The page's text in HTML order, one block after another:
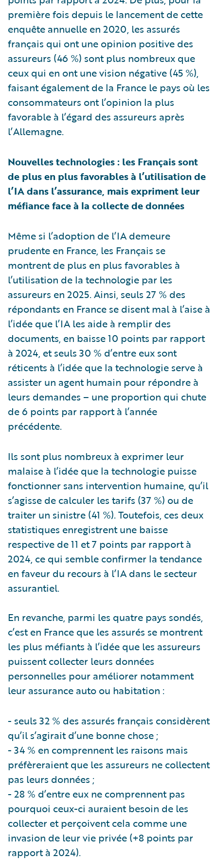
première fois depuis le lancement de cette
enquête annuelle en 2020, les assurés
français qui ont une opinion positive des
assureurs (46 %) sont plus nombreux que
ceux qui en ont une vision négative (45 %),
faisant également de la France le pays où les
consommateurs ont l’opinion la plus
favorable à l’égard des assureurs après
l’Allemagne.
Nouvelles technologies : les Français sont
de plus en plus favorables à l’utilisation de
l’IA dans l’assurance, mais expriment leur
méfiance face à la collecte de données
Même si l’adoption de l’IA demeure
prudente en France, les Français se
montrent de plus en plus favorables à
l’utilisation de la technologie par les
assureurs en 2025. Ainsi, seuls 27 % des
répondants en France se disent mal à l’aise à
l’idée que l’IA les aide à remplir des
documents, en baisse 10 points par rapport
à 2024, et seuls 30 % d’entre eux sont
réticents à l’idée que la technologie serve à
assister un agent humain pour répondre à
leurs demandes – une proportion qui chute
de 6 points par rapport à l’année
précédente.
Ils sont plus nombreux à exprimer leur
malaise à l’idée que la technologie puisse
fonctionner sans intervention humaine, qu’il
s’agisse de calculer les tarifs (37 %) ou de
traiter un sinistre (41 %). Toutefois, ces deux
statistiques enregistrent une baisse
respective de 11 et 7 points par rapport à
2024, ce qui semble confirmer la tendance
en faveur du recours à l’IA dans le secteur
assurantiel.
En revanche, parmi les quatre pays sondés,
c’est en France que les assurés se montrent
les plus méfiants à l’idée que les assureurs
puissent collecter leurs données
personnelles pour améliorer notamment
leur assurance auto ou habitation :
- seuls 32 % des assurés français considèrent
qu’il s’agirait d’une bonne chose ;
- 34 % en comprennent les raisons mais
préfèreraient que les assureurs ne collectent
pas leurs données ;
- 28 % d’entre eux ne comprennent pas
pourquoi ceux-ci auraient besoin de les
collecter et perçoivent cela comme une
invasion de leur vie privée (+8 points par
rapport à 2024).